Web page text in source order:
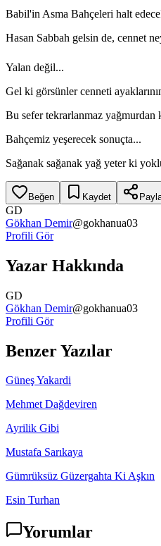
Babil'in Asma Bahçeleri halt
Hasan Sabbah gelsin de, cennet
Yalan değil...
Gel ki görsünler cenneti
Bu sefer tekrarlanmaz yağmurdan
Bahçemiz yeşerecek sonuçta...
Sağanak sağanak yağ yeter ki
Beğen Kaydet
GD
Gökhan Demir@gokhanua03
Profili Gör
Yazar Hakkında
GD
Gökhan Demir@gokhanua03
Profili Gör
Benzer Yazılar
Güneş Yakardi
Mehmet Dağdeviren
Ayrilik Gibi
Mustafa Sarıkaya
Gümrüksüz Güzergahta Ki Aşkın
Esin Turhan
Yorumlar